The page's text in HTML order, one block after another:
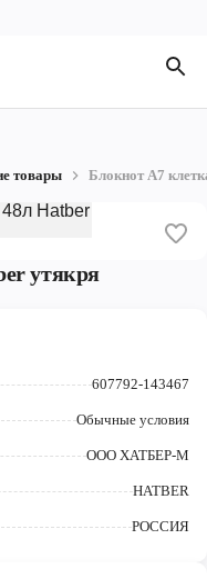
товары Блокнот А7
утякря
607792-143467
Обычные условия
ООО ХАТБЕР-М
HATBER
РОССИЯ